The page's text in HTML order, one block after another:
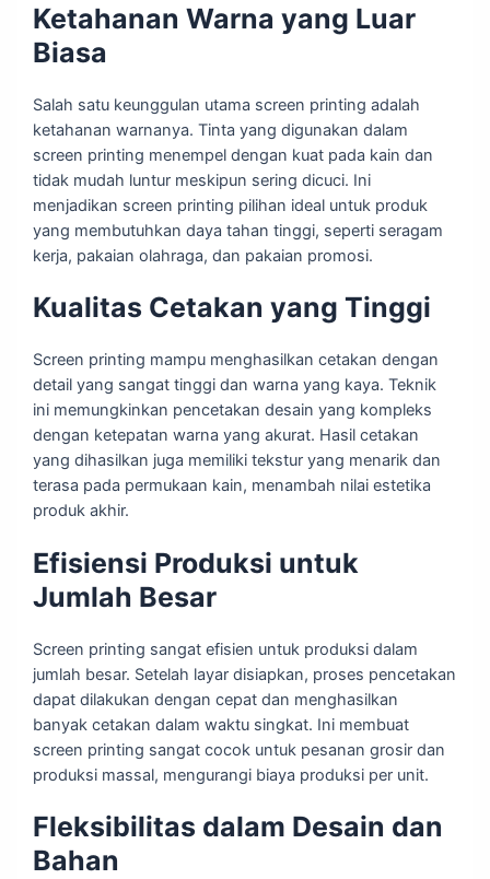
Ketahanan Warna yang Luar
Biasa
Salah satu keunggulan utama screen printing adalah
ketahanan warnanya. Tinta yang digunakan dalam
screen printing menempel dengan kuat pada kain dan
tidak mudah luntur meskipun sering dicuci. Ini
menjadikan screen printing pilihan ideal untuk produk
yang membutuhkan daya tahan tinggi, seperti seragam
kerja, pakaian olahraga, dan pakaian promosi.
Kualitas Cetakan yang Tinggi
Screen printing mampu menghasilkan cetakan dengan
detail yang sangat tinggi dan warna yang kaya. Teknik
ini memungkinkan pencetakan desain yang kompleks
dengan ketepatan warna yang akurat. Hasil cetakan
yang dihasilkan juga memiliki tekstur yang menarik dan
terasa pada permukaan kain, menambah nilai estetika
produk akhir.
Efisiensi Produksi untuk
Jumlah Besar
Screen printing sangat efisien untuk produksi dalam
jumlah besar. Setelah layar disiapkan, proses pencetakan
dapat dilakukan dengan cepat dan menghasilkan
banyak cetakan dalam waktu singkat. Ini membuat
screen printing sangat cocok untuk pesanan grosir dan
produksi massal, mengurangi biaya produksi per unit.
Fleksibilitas dalam Desain dan
Bahan